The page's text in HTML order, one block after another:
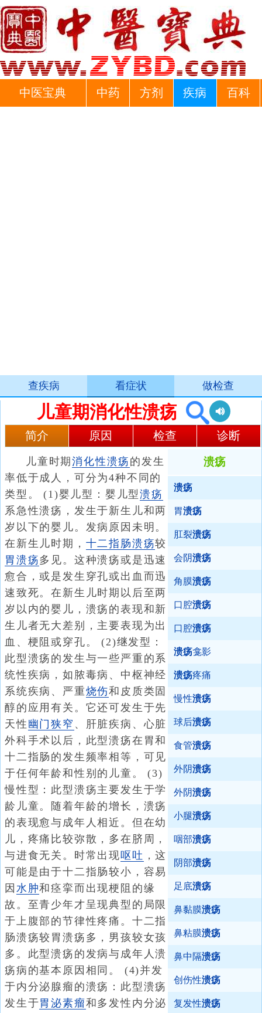
中医宝典 中药 方剂 疾病 百科
查疾病 看症状 做检查
儿童期消化性溃疡
简介 原因 检查 诊断
溃疡
溃疡
胃溃疡
肛裂溃疡
会阴溃疡
角膜溃疡
口腔溃疡
口腔溃疡
溃疡龛影
溃疡疼痛
慢性溃疡
球后溃疡
食管溃疡
外阴溃疡
外阴溃疡
小腿溃疡
咽部溃疡
阴部溃疡
足底溃疡
鼻黏膜溃疡
鼻粘膜溃疡
鼻中隔溃疡
创伤性溃疡
复发性溃疡
儿童时期消化性溃疡 的发生
率低于成人，可分为4种不同的
类型。 (1)婴儿型：婴儿型溃疡
系急性溃疡，发生于新生儿和两
岁以下的婴儿。发病原因未明。
在新生儿时期， 十二指肠溃疡较
胃溃疡多见。这种溃疡或是迅速
愈合，或是发生穿孔或出血而迅
速致死。在新生儿时期以后至两
岁以内的婴儿，溃疡的表现和新
生儿者无大差别，主要表现为出
血、梗阻或穿孔。 (2)继发型：
此型溃疡的发生与一些严重的系
统性疾病，如脓毒病、中枢神经
系统疾病、严重烧伤和皮质类固
醇的应用有关。它还可发生于先
天性 幽门狭窄 、肝脏疾病、心脏
外科手术以后，此型溃疡在胃和
十二指肠的发生频率相等，可见
于任何年龄和性别的儿童。 (3)
慢性型：此型溃疡主要发生于学
龄儿童。随着年龄的增长，溃疡
的表现愈与成年人相近。但在幼
儿，疼痛比较弥散，多在脐周，
与进食无关。时常出现呕吐 ，这
可能是由于十二指肠较小，容易
因 水肿和痉挛而出现梗阻的缘
故。至青少年才呈现典型的局限
于上腹部的节律性疼痛。十二指
肠溃疡较胃溃疡多，男孩较女孩
多。此型溃疡的发病与成年人溃
疡病的基本原因相同。 (4)并发
于内分泌腺瘤的溃疡：此型溃疡
发生于胃泌素瘤和多发性内分泌